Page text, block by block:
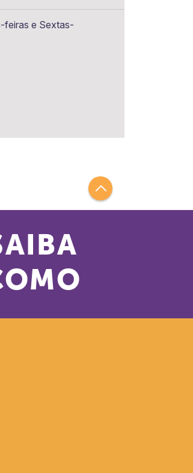
e Sextas-